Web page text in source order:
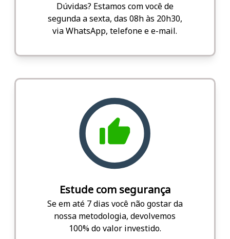
Dúvidas? Estamos com você de
segunda a sexta, das 08h às 20h30,
via WhatsApp, telefone e e-mail.
Estude com segurança
Se em até 7 dias você não gostar da
nossa metodologia, devolvemos
100% do valor investido.